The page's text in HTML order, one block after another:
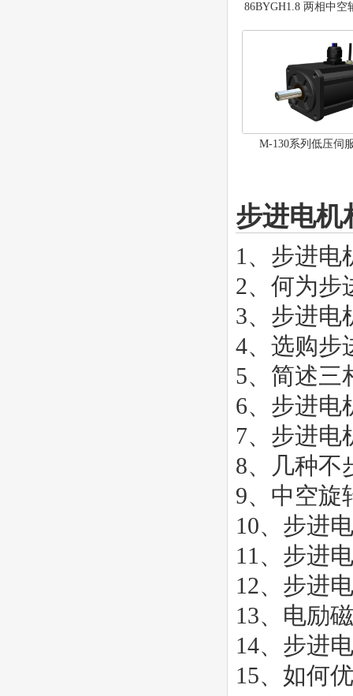
86BYGH1.8 两相中空
M-130系列低压伺
步进电机
1、 步进电
2、 何为步
3、 步进电
4、 选购步
5、 简述三
6、 步进电
7、 步进电
8、
几种不
9、 中空旋
10、 步进
11、 步进
12、 步进
13、 电励
14、 步进
15、 如何